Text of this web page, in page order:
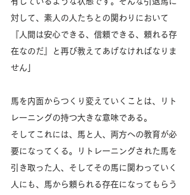
対して、素人の人たちとの関わりにおいて
『人間は安心できる、信頼できる、頼れる存
在なのだ』と再び教えてあげなければなりま
せん」
馬を内面からつくり変えていくことは、リト
レーニングの持つ大きな意味である。
そしてこれには、馬と人、両方への教育が必
要になってくる。リトレーニングされた馬を
引き取った人、そしてその馬に関わっていく
人にも、馬から頼られる存在になってもらう